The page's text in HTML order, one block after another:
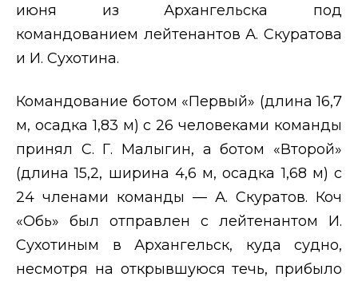
июня из Архангельска под
командованием лейтенантов А. Скуратова
и И. Сухотина.
Командование ботом «Первый» (длина 16,7
м, осадка 1,83 м) с 26 человеками команды
принял С. Г. Малыгин, а ботом «Второй»
(длина 15,2, ширина 4,6 м, осадка 1,68 м) с
24 членами команды — А. Скуратов. Коч
«Обь» был отправлен с лейтенантом И.
Сухотиным в Архангельск, куда судно,
несмотря на открывшуюся течь, прибыло